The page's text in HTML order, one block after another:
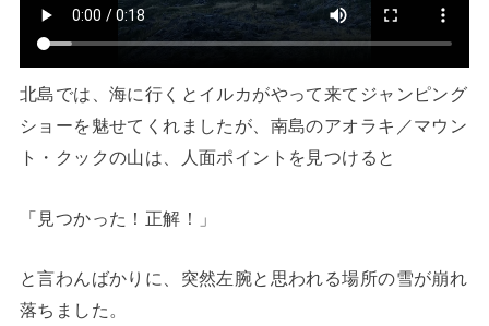
北島では、海に行くとイルカがやって来てジャンピング
ショーを魅せてくれましたが、南島のアオラキ／マウン
ト・クックの山は、人面ポイントを見つけると
「見つかった！正解！」
と言わんばかりに、突然左腕と思われる場所の雪が崩れ
落ちました。